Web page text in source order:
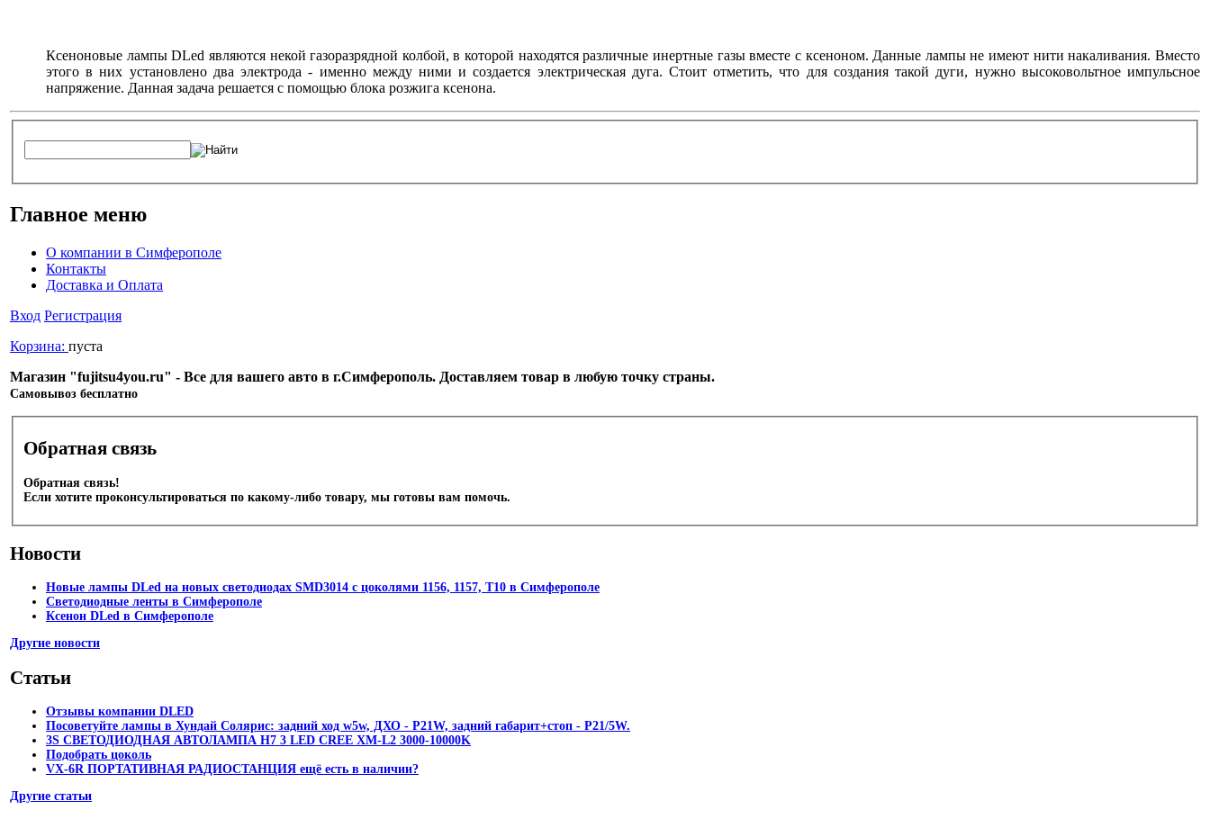
Ксеноновые лампы DLed являются некой газоразрядной колбой, в которой находятся различные инертные газы вместе с ксеноном. Данные лампы не имеют нити накаливания. Вместо
этого в них установлено два электрода - именно между ними и создается электрическая дуга. Стоит отметить, что для создания такой дуги, нужно высоковольтное импульсное
напряжение. Данная задача решается с помощью блока розжига ксенона.
Главное меню
О компании в Симферополе
Контакты
Доставка и Оплата
Вход Регистрация
Корзина: пуста
Магазин "fujitsu4you.ru" - Все для вашего авто в г.Симферополь. Доставляем товар в любую точку страны.
Cамовывоз бесплатно
Обратная связь
Обратная связь!
Если хотите проконсультироваться по какому-либо товару, мы готовы вам помочь.
Новости
Новые лампы DLed на новых светодиодах SMD3014 с цоколями 1156, 1157, T10 в Симферополе
Светодиодные ленты в Симферополе
Ксенон DLed в Симферополе
Другие новости
Статьи
Отзывы компании DLED
Посоветуйте лампы в Хундай Солярис: задний ход w5w, ДХО - P21W, задний габарит+стоп - P21/5W.
3S СВЕТОДИОДНАЯ АВТОЛАМПА H7 3 LED CREE XM-L2 3000-10000K
Подобрать цоколь
VX-6R ПОРТАТИВНАЯ РАДИОСТАНЦИЯ ещё есть в наличии?
Другие статьи